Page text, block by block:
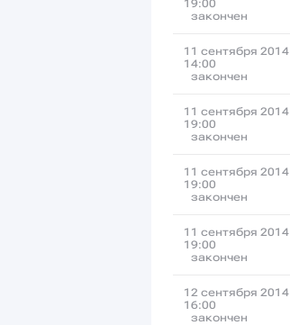
19:00
закончен
11 сентября 2014
14:00
закончен
11 сентября 2014
19:00
закончен
11 сентября 2014
19:00
закончен
11 сентября 2014
19:00
закончен
12 сентября 2014
16:00
закончен